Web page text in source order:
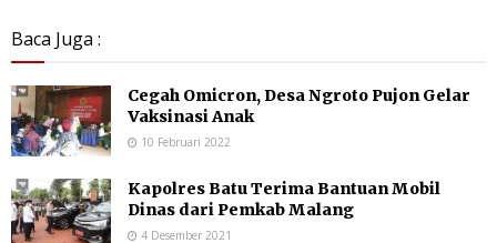
Baca Juga :
Cegah Omicron, Desa Ngroto Pujon Gelar
Vaksinasi Anak
10 Februari 2022
Kapolres Batu Terima Bantuan Mobil
Dinas dari Pemkab Malang
4 Desember 2021